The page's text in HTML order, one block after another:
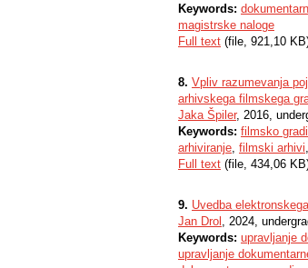
Keywords:
magistrske naloge
Full text (file, 921,10
8. Vpliv razumevanja
arhivskega filmskega
Jaka Špiler, 2016,
Keywords: filmsko
arhiviranje, filmski arhivi,
Full text (file, 434,06
9. Uvedba
Jan Drol , 2024,
Keywords: upravljanje
upravljanje